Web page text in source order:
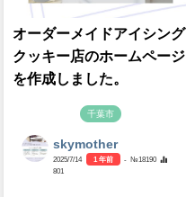
オーダーメイドアイシング
クッキー店のホームページ
を作成しました。
千葉市
skymother
2025/7/14 1 年前
- №18190
801